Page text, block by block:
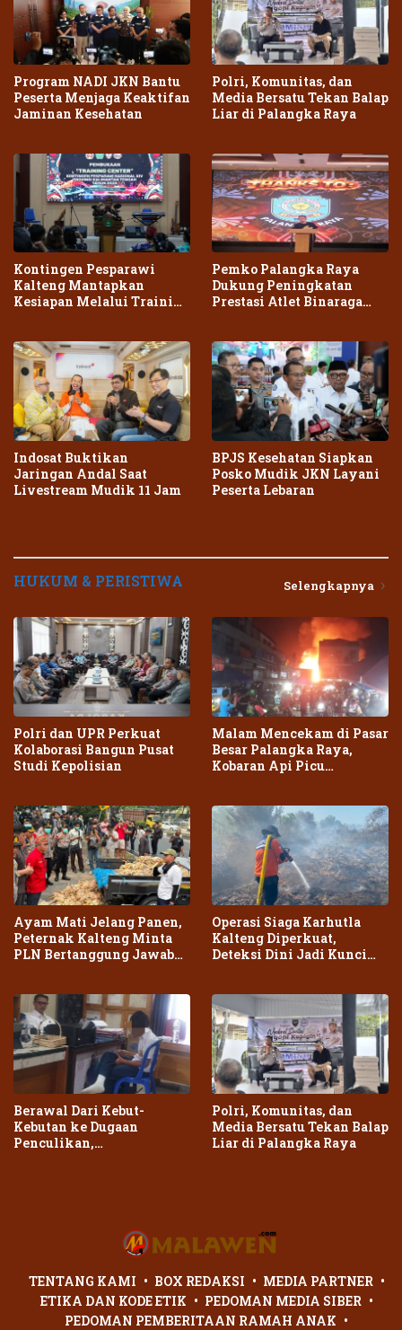
Program NADI JKN Bantu
Peserta Menjaga Keaktifan
Jaminan Kesehatan
Polri, Komunitas, dan
Media Bersatu Tekan Balap
Liar di Palangka Raya
Kontingen Pesparawi
Kalteng Mantapkan
Kesiapan Melalui Training
Pemko Palangka Raya
Dukung Peningkatan
Prestasi Atlet Binaraga
Indosat Buktikan
Jaringan Andal Saat
Livestream Mudik 11 Jam
BPJS Kesehatan Siapkan
Posko Mudik JKN Layani
Peserta Lebaran
HUKUM & PERISTIWA Selengkapnya
Polri dan UPR Perkuat
Kolaborasi Bangun Pusat
Studi Kepolisian
Malam Mencekam di Pasar
Besar Palangka Raya,
Kobaran Api Picu
Ayam Mati Jelang Panen,
Peternak Kalteng Minta
PLN Bertanggung Jawab
Operasi Siaga Karhutla
Kalteng Diperkuat,
Deteksi Dini Jadi Kunci
Berawal Dari Kebut-
Kebutan ke Dugaan
Penculikan,
Polri, Komunitas, dan
Media Bersatu Tekan Balap
Liar di Palangka Raya
TENTANG KAMI BOX REDAKSI
MEDIA PARTNER
ETIKA DAN KODE ETIK
PEDOMAN MEDIA SIBER
PEDOMAN PEMBERITAAN RAMAH ANAK